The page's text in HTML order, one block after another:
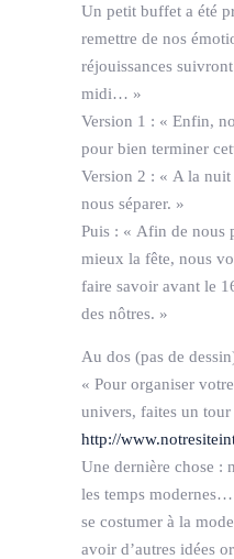
Un petit buffet a été
remettre de nos
réjouissances
midi… »
Version 1 : « Enfin,
pour bien terminer
Version 2 : « A la nuit
nous séparer. »
Puis : « Afin de nous
mieux la fête, nous
faire savoir avant le
des nôtres. »
Au dos (pas de
« Pour organiser
univers, faites un
http://
Une dernière chose :
les temps modernes…
se costumer à la
avoir d’autres idées